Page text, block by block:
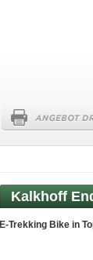
Kalkhoff
E-Trekking Bike in